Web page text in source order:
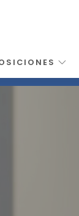
Tsldc Laboratorio